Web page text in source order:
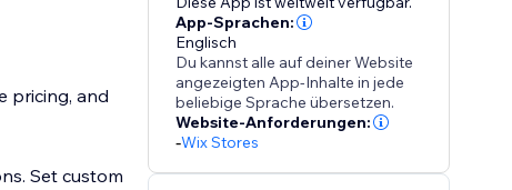
pricing, and
Set custom
App-Sprachen:
Englisch
Du kannst alle auf deiner Website
angezeigten App-Inhalte in jede
beliebige Sprache übersetzen.
Website-Anforderungen:
-Wix Stores